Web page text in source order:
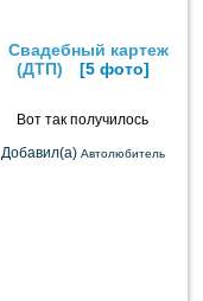
Свадебный картеж
(ДТП)
[5 фото]
Вот так получилось
Добавил(а) Автолюбитель